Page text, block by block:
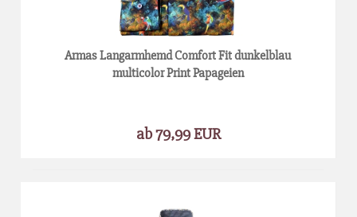
Armas Langarmhemd Comfort Fit dunkelblau
multicolor Print Papageien
ab 79,99 EUR